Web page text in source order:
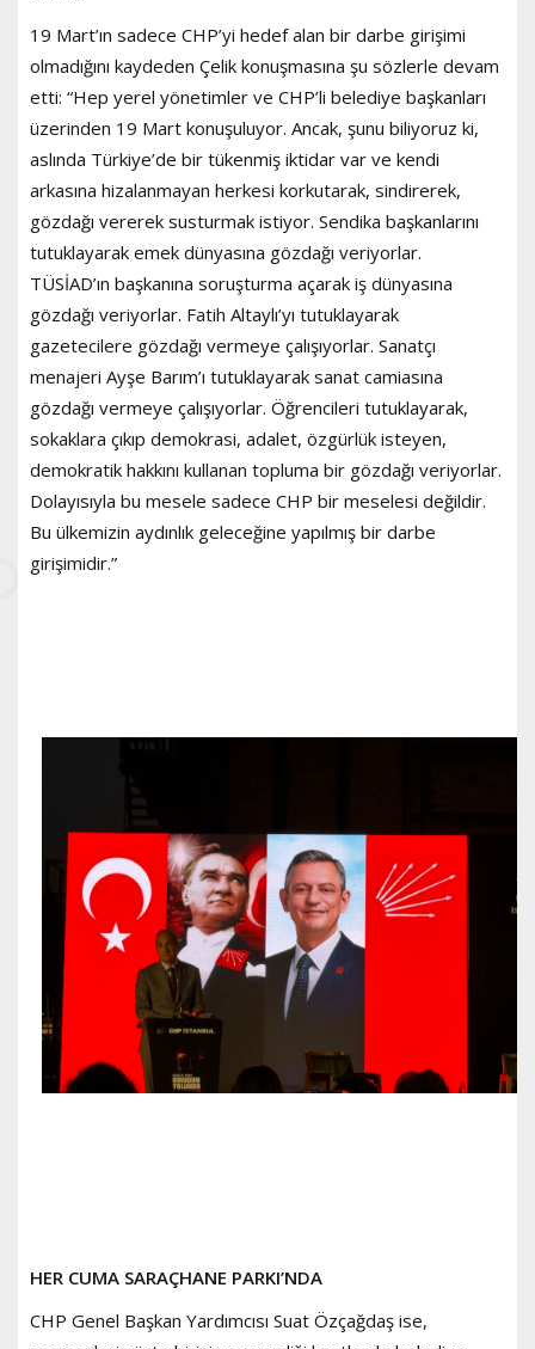
19 Mart’ın sadece CHP’yi hedef alan bir darbe girişimi
olmadığını kaydeden Çelik konuşmasına şu sözlerle devam
etti: “Hep yerel yönetimler ve CHP’li belediye başkanları
üzerinden 19 Mart konuşuluyor. Ancak, şunu biliyoruz ki,
aslında Türkiye’de bir tükenmiş iktidar var ve kendi
arkasına hizalanmayan herkesi korkutarak, sindirerek,
gözdağı vererek susturmak istiyor. Sendika başkanlarını
tutuklayarak emek dünyasına gözdağı veriyorlar.
TÜSİAD’ın başkanına soruşturma açarak iş dünyasına
gözdağı veriyorlar. Fatih Altaylı’yı tutuklayarak
gazetecilere gözdağı vermeye çalışıyorlar. Sanatçı
menajeri Ayşe Barım’ı tutuklayarak sanat camiasına
gözdağı vermeye çalışıyorlar. Öğrencileri tutuklayarak,
sokaklara çıkıp demokrasi, adalet, özgürlük isteyen,
demokratik hakkını kullanan topluma bir gözdağı veriyorlar.
Dolayısıyla bu mesele sadece CHP bir meselesi değildir.
Bu ülkemizin aydınlık geleceğine yapılmış bir darbe
girişimidir.”
HER CUMA SARAÇHANE PARKI’NDA
CHP Genel Başkan Yardımcısı Suat Özçağdaş ise,